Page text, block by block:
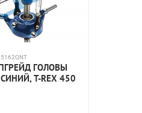
ГОЛОВЫ
T-REX 450